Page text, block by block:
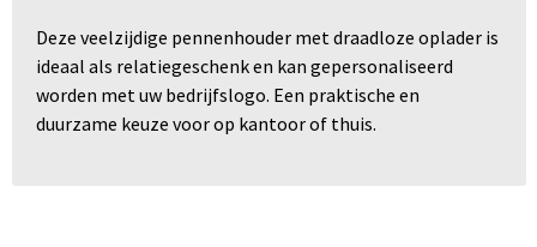
Deze veelzijdige pennenhouder met draadloze oplader is
ideaal als relatiegeschenk en kan gepersonaliseerd
worden met uw bedrijfslogo. Een praktische en
duurzame keuze voor op kantoor of thuis.